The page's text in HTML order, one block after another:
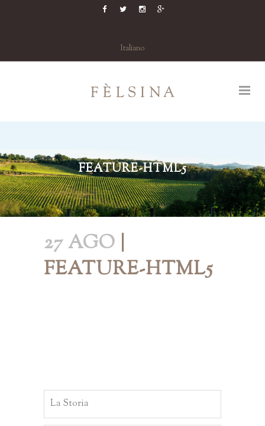
Italiano
FEATURE-HTML5
27 AGO |
FEATURE-HTML5
La Storia